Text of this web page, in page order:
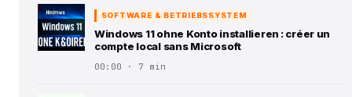
SOFTWARE & BETRIEBSSYSTEM
Windows 11 ohne Konto installieren : créer un
compte local sans Microsoft
00:00 · 7 min